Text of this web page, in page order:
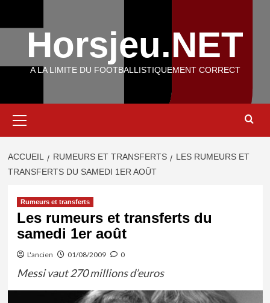
Horsjeu.NET
A LA LIMITE DU FOOTBALLISTIQUEMENT CORRECT
principal
ACCUEIL RUMEURS ET TRANSFERTS
LES RUMEURS ET
TRANSFERTS DU SAMEDI 1ER AOÛT
Rumeurs et transferts
Les rumeurs et transferts du
samedi 1er août
L'ancien 01/08/2009 0
Messi vaut 270 millions d’euros